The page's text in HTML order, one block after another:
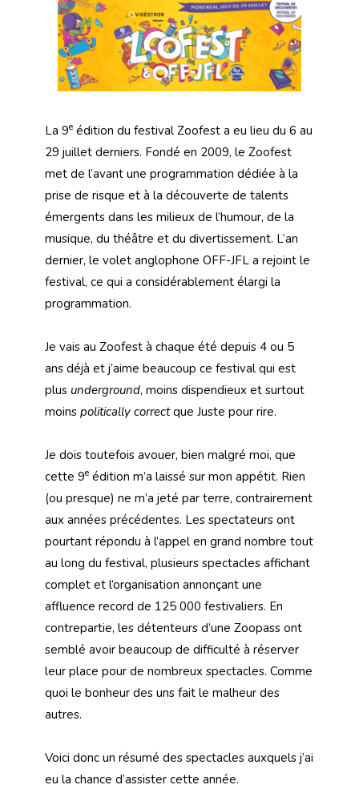
La 9e édition du festival Zoofest a eu lieu du 6 au
29 juillet derniers. Fondé en 2009, le Zoofest
met de l’avant une programmation dédiée à la
prise de risque et à la découverte de talents
émergents dans les milieux de l’humour, de la
musique, du théâtre et du divertissement. L’an
dernier, le volet anglophone OFF-JFL a rejoint le
festival, ce qui a considérablement élargi la
programmation.
Je vais au Zoofest à chaque été depuis 4 ou 5
ans déjà et j’aime beaucoup ce festival qui est
plus underground, moins dispendieux et surtout
moins politically correctque Juste pour rire.
Je dois toutefois avouer, bien malgré moi, que
cette 9e édition m’a laissé sur mon appétit. Rien
(ou presque) ne m’a jeté par terre, contrairement
aux années précédentes. Les spectateurs ont
pourtant répondu à l’appel en grand nombre tout
au long du festival, plusieurs spectacles affichant
complet et l’organisation annonçant une
affluence record de 125 000 festivaliers. En
contrepartie, les détenteurs d’une Zoopass ont
semblé avoir beaucoup de difficulté à réserver
leur place pour de nombreux spectacles. Comme
quoi le bonheur des uns fait le malheur des
autres.
Voici donc un résumé des spectacles auxquels j’ai
eu la chance d’assister cette année.